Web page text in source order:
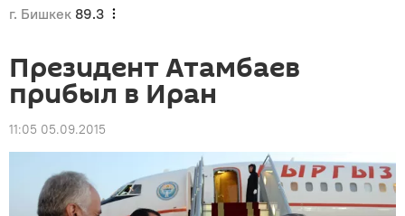
г. Бишкек 89.3
Президент Атамбаев
прибыл в Иран
11:05 05.09.2015